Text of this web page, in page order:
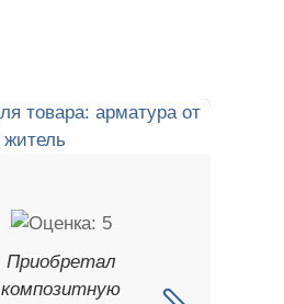
Приобретал
композитную